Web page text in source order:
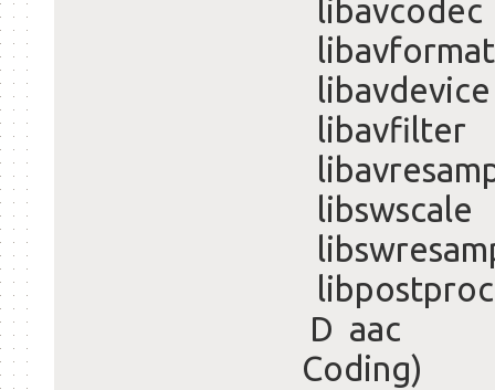
libavfilter
D aac
Coding)